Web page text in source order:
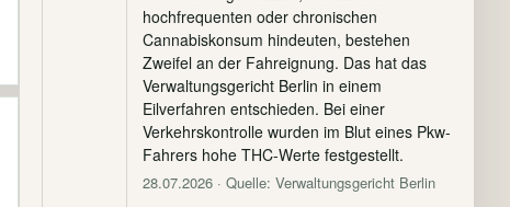
hochfrequenten oder chronischen
Cannabiskonsum hindeuten, bestehen
Zweifel an der Fahreignung. Das hat das
Verwaltungsgericht Berlin in einem
Eilverfahren entschieden. Bei einer
Verkehrskontrolle wurden im Blut eines Pkw-
Fahrers hohe THC-Werte festgestellt.
28.07.2026 · Quelle: Verwaltungsgericht Berlin